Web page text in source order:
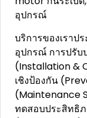
อุปกรณ์
บริการของเราป
อุปกรณ์ การปรับ
(Installation &
เชิงป้องกัน
(Maintenance
ทดสอบประสิทธิ